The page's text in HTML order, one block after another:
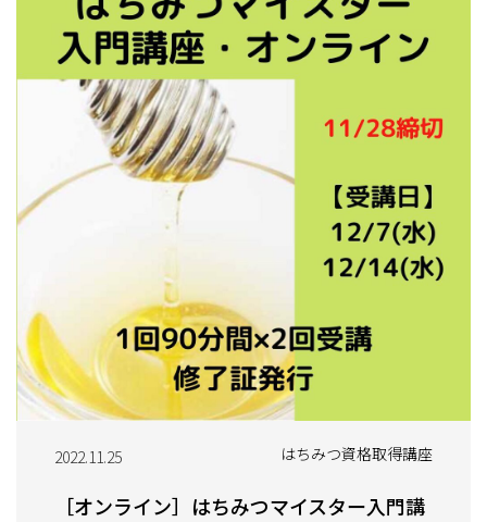
2022.11.25 はちみつ資格取得講座
［オンライン］はちみつマイスター入門講